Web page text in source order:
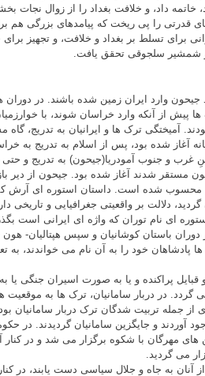
داد، و خلافت بغداد را از زوال نجات
قدرتی را پی ریخت که پیامدهای بزرگی هم
برای تسلط بر بغداد و خلافت، و تجهیز
و شمشیر سلجوقی تحقق یافت.
جیحون وارد ایران زمین شده باشند. در
پیش از آنکه وارد خراسان شوند، با
آمیختگی ترک ها و ایرانیان به تدریج، گاه
آغاز شده بود، پس از اسلام به تدریج به
غرب و جنوب آمودریا(جیحون) به تدریج و
مستقر شدند آغاز شده بود. جیحون از دیر
محسوب شده است. داستان استوره ای آرش
دلالت بر واقعیتی جغرافیایی و تاریخی
ای نام توران که واژه ای ایرانی است
باستان کوشانیان و سپس هپتالیان- هون
خود را به آن نام می خواندند، به
پراکنده و یا به صورت اسیران جنگی یا
گردد. در دربار سامانیان، ترک ها به موقعیت
جمله تربیت شدگان ترک دربار سامانیان
آوردند و جایگزین سامانیان گردیدند. در
مهرگان با شکوه برگزار می شد و در
می گردید.
آنان به جاه و جلال سیاسی دست یابند، در کنار